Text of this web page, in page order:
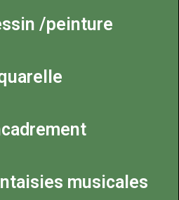
/peinture
musicales